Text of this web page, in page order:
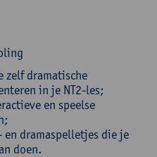
zelf dramatische
in je NT2-les;
en speelse
dramaspelletjes die je
doen.